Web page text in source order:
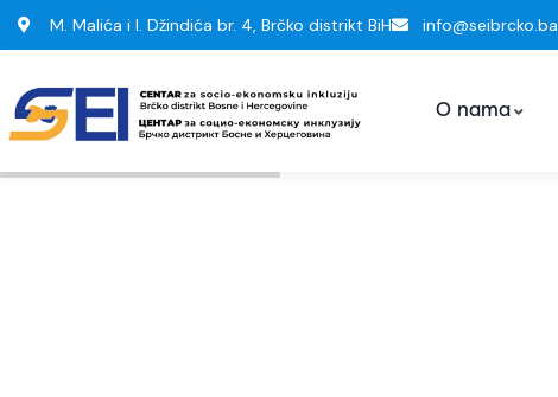
M. Malića i I. Džindića br. 4, Brčko distrikt BiH info@seibrcko.ba
O nama